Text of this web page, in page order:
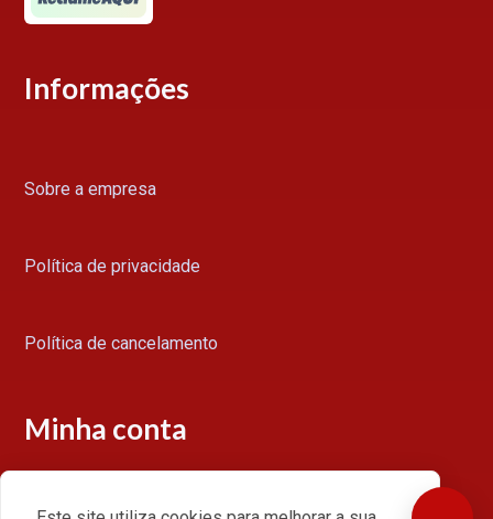
Informações
Sobre a empresa
Política de privacidade
Política de cancelamento
Minha conta